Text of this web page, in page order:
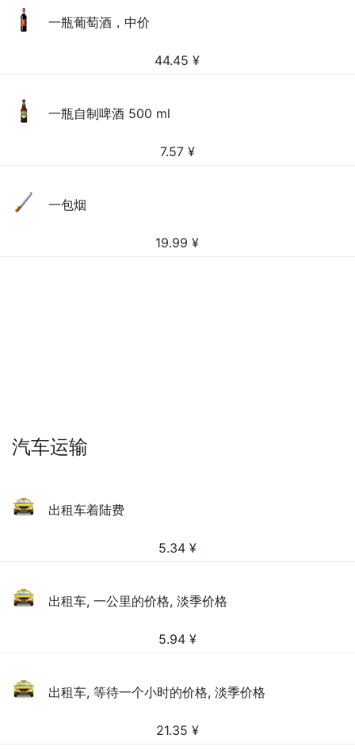
一瓶葡萄酒，中价
44.45 ¥
一瓶自制啤酒 500 ml
7.57 ¥
一包烟
19.99 ¥
汽车运输
出租车着陆费
5.34 ¥
出租车, 一公里的价格, 淡季价格
5.94 ¥
出租车, 等待一个小时的价格, 淡季价格
21.35 ¥